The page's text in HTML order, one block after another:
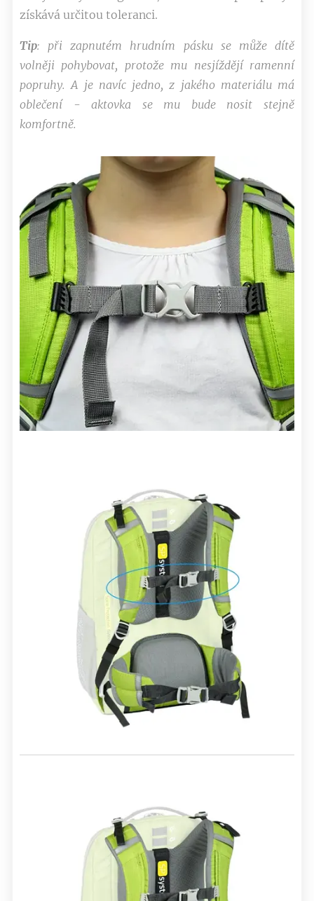
získává určitou toleranci.
Tip: při zapnutém hrudním pásku se může dítě
volněji pohybovat, protože mu nesjíždějí ramenní
popruhy. A je navíc jedno, z jakého materiálu má
oblečení - aktovka se mu bude nosit stejně
komfortně.